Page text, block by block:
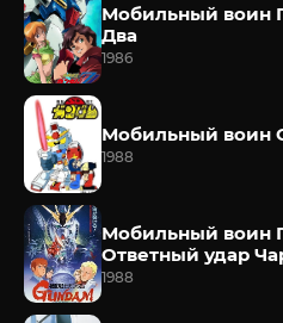
Мобильный воин
Два
1986
Мобильный воин
1988
Мобильный воин
Ответный удар
1988